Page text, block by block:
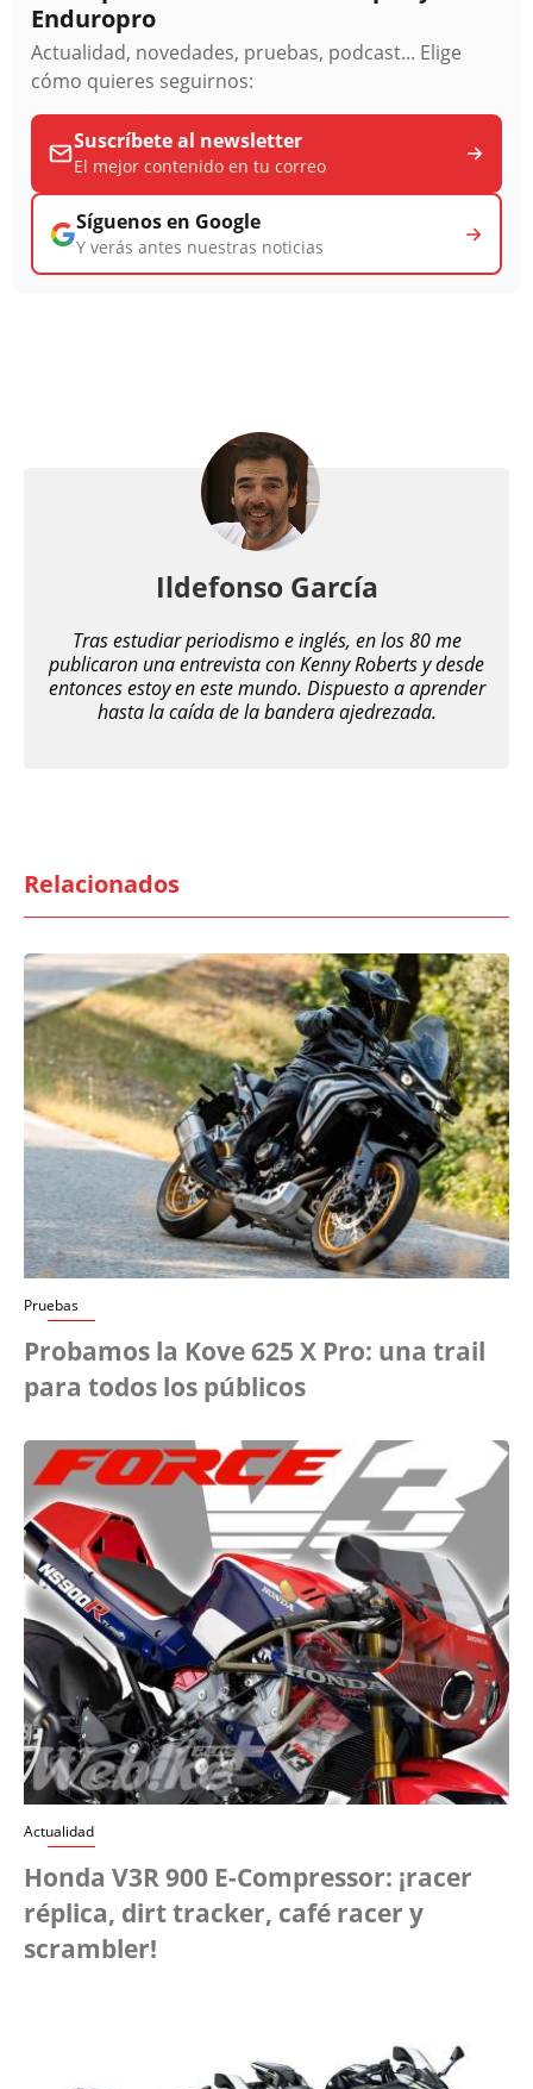
Enduropro
Actualidad, novedades, pruebas, podcast... Elige
cómo quieres seguirnos:
Suscríbete al newsletter
El mejor contenido en tu correo
Síguenos en Google
Y verás antes nuestras noticias
Ildefonso García
Tras estudiar periodismo e inglés, en los 80 me
publicaron una entrevista con Kenny Roberts y desde
entonces estoy en este mundo. Dispuesto a aprender
hasta la caída de la bandera ajedrezada.
Relacionados
Pruebas
Probamos la Kove 625 X Pro: una trail
para todos los públicos
Actualidad
Honda V3R 900 E-Compressor: ¡racer
réplica, dirt tracker, café racer y
scrambler!